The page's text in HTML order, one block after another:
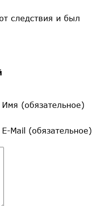
следствия и был
Имя (обязательное)
E-Mail (обязательное)